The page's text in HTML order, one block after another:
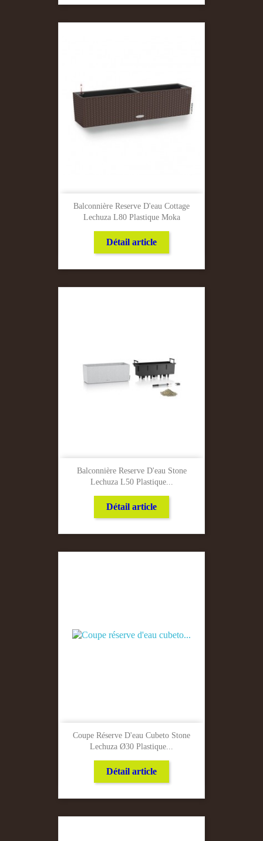
Balconnière Reserve D'eau Cottage
Lechuza L80 Plastique Moka
Détail article
Balconnière Reserve D'eau Stone
Lechuza L50 Plastique...
Détail article
Coupe Réserve D'eau Cubeto Stone
Lechuza Ø30 Plastique...
Détail article